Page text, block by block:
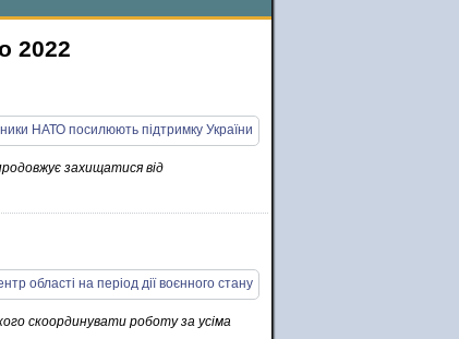
2022
захищатися від
скоординувати роботу за усіма